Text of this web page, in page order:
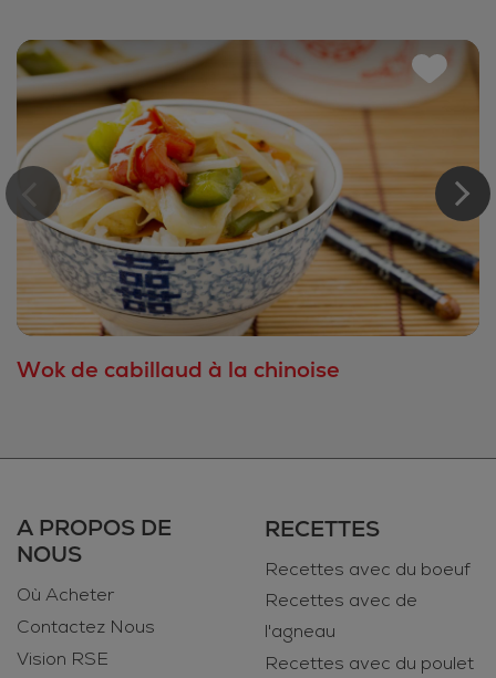
Wok de cabillaud à la chinoise
A PROPOS DE
NOUS
Où Acheter
Contactez Nous
Vision RSE
RECETTES
Recettes avec du boeuf
Recettes avec de
l'agneau
Recettes avec du poulet